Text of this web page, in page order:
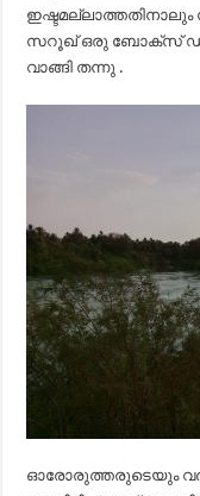
ഇഷ്ടമല്ലാത്തതിനാലും
സറൂഖ്‌ ഒരു ബോക്സ്
വാങ്ങി തന്നു .
ഓരോരുത്തരുടെയും